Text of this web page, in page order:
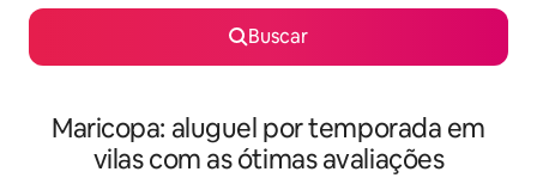
Buscar
Maricopa: aluguel por temporada em
vilas com as ótimas avaliações